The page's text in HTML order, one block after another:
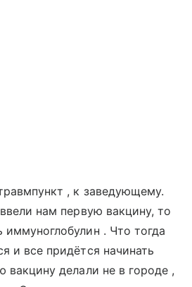
, к заведующему.
нам первую вакцину, то
. Что тогда
и все придётся начинать
вакцину делали не в городе ,